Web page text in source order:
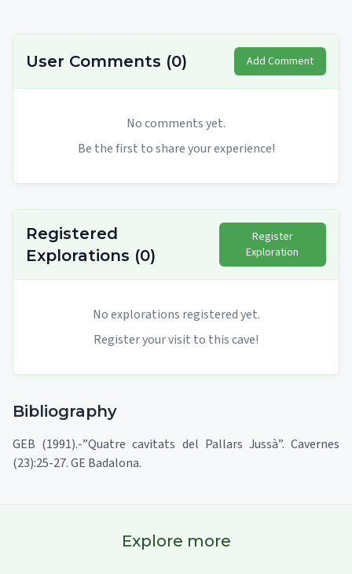
User Comments (0) Add Comment
No comments yet.
Be the first to share your experience!
Registered
Explorations (0)
Register
Exploration
No explorations registered yet.
Register your visit to this cave!
Bibliography
GEB (1991).-”Quatre cavitats del Pallars Jussà”. Cavernes
(23):25-27. GE Badalona.
Explore more